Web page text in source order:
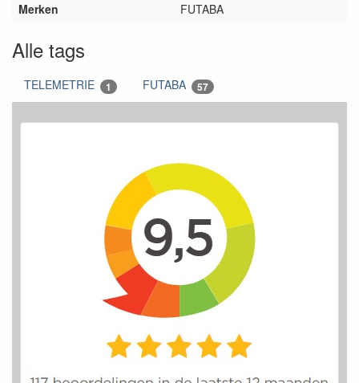
Merken FUTABA
Alle tags
TELEMETRIE 1 FUTABA 57